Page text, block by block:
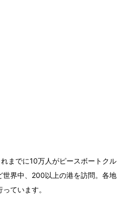
までに10万人がピースボートクル
世界中、200以上の港を訪問。各地
ています。